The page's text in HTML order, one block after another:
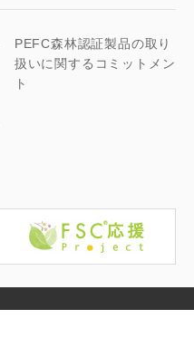
PEFC森林認証製品の取り
扱いに関するコミットメン
ト